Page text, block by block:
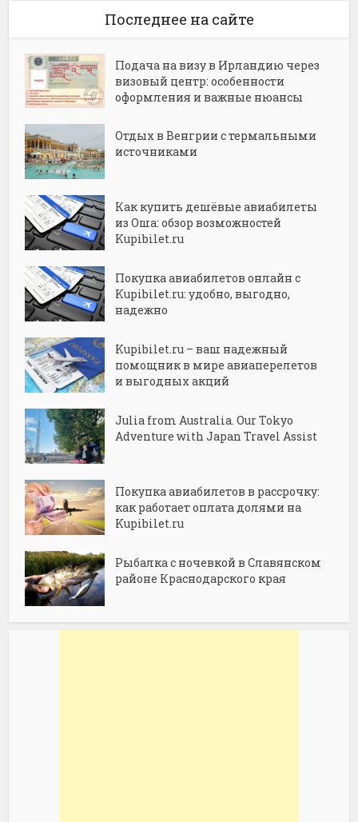
Последнее на сайте
Подача на визу в Ирландию через
визовый центр: особенности
оформления и важные нюансы
Отдых в Венгрии с термальными
источниками
Как купить дешёвые авиабилеты
из Оша: обзор возможностей
Kupibilet.ru
Покупка авиабилетов онлайн с
Kupibilet.ru: удобно, выгодно,
надежно
Kupibilet.ru – ваш надежный
помощник в мире авиаперелетов
и выгодных акций
Julia from Australia. Our Tokyo
Adventure with Japan Travel Assist
Покупка авиабилетов в рассрочку:
как работает оплата долями на
Kupibilet.ru
Рыбалка с ночевкой в Славянском
районе Краснодарского края